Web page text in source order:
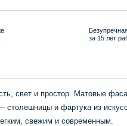
за 15 лет
свет и простор. Матовые
и фартука из
свежим и современным.